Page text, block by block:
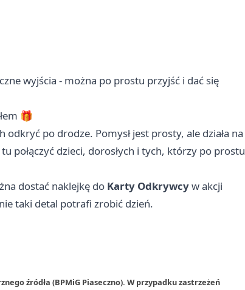
wyjścia - można po prostu przyjść i dać się
🎁
po drodze. Pomysł jest prosty, ale działa na
połączyć dzieci, dorosłych i tych, którzy po prostu
dostać naklejkę do Karty Odkrywcyw akcji
taki detal potrafi zrobić dzień.
źródła (BPMiG Piaseczno). W przypadku zastrzeżeń